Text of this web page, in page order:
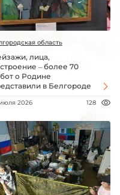
область
лица,
– более 70
о Родине
в Белгороде
2026 128